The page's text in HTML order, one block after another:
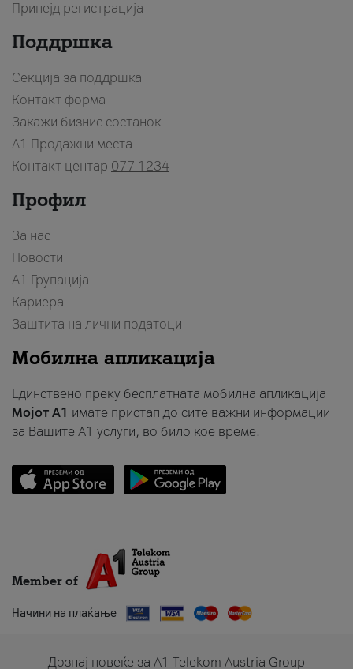
Припејд регистрација
Поддршка
Секција за поддршка
Контакт форма
Закажи бизнис состанок
A1 Продажни места
Контакт центар 077 1234
Профил
За нас
Новости
А1 Групација
Кариера
Заштита на лични податоци
Мобилна апликација
Единствено преку бесплатната мобилна апликација
Мојот A1 имате пристап до сите важни информации
за Вашите A1 услуги, во било кое време.
Member of
Начини на плаќање
Дознај повеќе за A1 Telekom Austria Group